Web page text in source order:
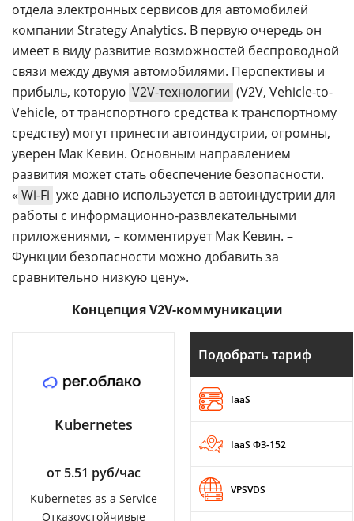
отдела электронных сервисов для автомобилей
компании Strategy Analytics. В первую очередь он
имеет в виду развитие возможностей беспроводной
связи между двумя автомобилями. Перспективы и
прибыль, которую V2V-технологии (V2V, Vehicle-to-
Vehicle, от транспортного средства к транспортному
средству) могут принести автоиндустрии, огромны,
уверен Мак Кевин. Основным направлением
развития может стать обеспечение безопасности.
« Wi-Fi уже давно используется в автоиндустрии для
работы с информационно-развлекательными
приложениями, – комментирует Мак Кевин. –
Функции безопасности можно добавить за
сравнительно низкую цену».
Концепция V2V-коммуникации
Kubernetes
от 5.51 руб/час
Kubernetes as a Service
Отказоустойчивые
Подобрать тариф
IaaS
IaaS ФЗ-152
VPSVDS